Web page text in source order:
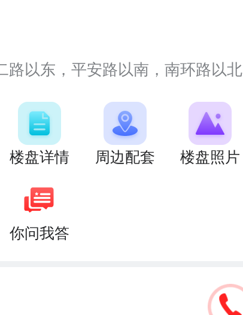
路以东，平安路以南，南环路以北
楼盘详情 周边配套 楼盘照片
你问我答